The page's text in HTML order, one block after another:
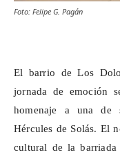
Foto: Felipe G. Pagán
El barrio de Los
jornada de emoción
homenaje a una de
Hércules de Solás. El
cultural de la barriada